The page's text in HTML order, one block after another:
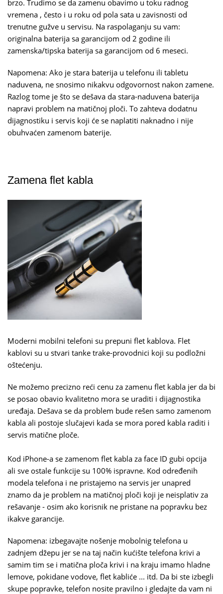
brzo. Trudimo se da zamenu obavimo u toku radnog
vremena , često i u roku od pola sata u zavisnosti od
trenutne gužve u servisu. Na raspolaganju su vam:
originalna baterija sa garancijom od 2 godine ili
zamenska/tipska baterija sa garancijom od 6 meseci.
Napomena: Ako je stara baterija u telefonu ili tabletu
naduvena, ne snosimo nikakvu odgovornost nakon zamene.
Razlog tome je što se dešava da stara-naduvena baterija
napravi problem na matičnoj ploči. To zahteva dodatnu
dijagnostiku i servis koji će se naplatiti naknadno i nije
obuhvaćen zamenom baterije.
Zamena flet kabla
Moderni mobilni telefoni su prepuni flet kablova. Flet
kablovi su u stvari tanke trake-provodnici koji su podložni
oštećenju.
Ne možemo precizno reći cenu za zamenu flet kabla jer da bi
se posao obavio kvalitetno mora se uraditi i dijagnostika
uređaja. Dešava se da problem bude rešen samo zamenom
kabla ali postoje slučajevi kada se mora pored kabla raditi i
servis matične ploče.
Kod iPhone-a se zamenom flet kabla za face ID gubi opcija
ali sve ostale funkcije su 100% ispravne. Kod određenih
modela telefona i ne pristajemo na servis jer unapred
znamo da je problem na matičnoj ploči koji je neisplativ za
rešavanje - osim ako korisnik ne pristane na popravku bez
ikakve garancije.
Napomena: izbegavajte nošenje mobolnig telefona u
zadnjem džepu jer se na taj način kućište telefona krivi a
samim tim se i matična ploča krivi i na kraju imamo hladne
lemove, pokidane vodove, flet kabliće ... itd. Da bi ste izbegli
skupe popravke, telefon nosite pravilno i gledajte da vam ni